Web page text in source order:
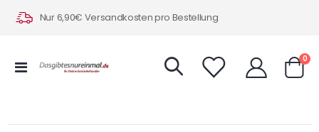
Nur 6,90€ Versandkosten pro Bestellung
Navigation
0